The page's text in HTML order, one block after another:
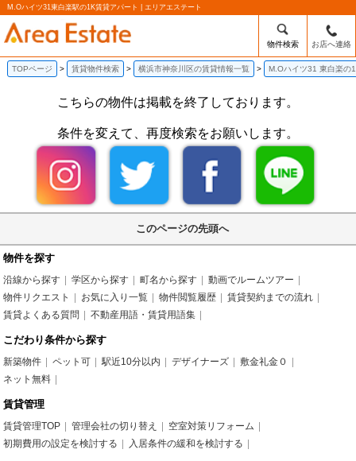
M.Oハイツ31東白楽駅の1K賃貸アパート | エリアエステート
物件検索 お店へ連絡
TOPページ 賃貸物件検索 横浜市神奈川区の賃貸情報一覧 M.Oハイツ31 東白楽の
こちらの物件は掲載を終了しております。
条件を変えて、再度検索をお願いします。
このページの先頭へ
物件を探す
沿線から探す 学区から探す 町名から探す
動画でルームツアー
物件リクエスト
お気に入り一覧 物件閲覧履歴
賃貸契約までの流れ
賃貸よくある質問
不動産用語・賃貸用語集
こだわり条件から探す
新築物件 ペット可 駅近10分以内 デザイナーズ
敷金礼金０
ネット無料
賃貸管理
賃貸管理TOP 管理会社の切り替え
空室対策リフォーム
初期費用の設定を検討する
入居条件の緩和を検討する